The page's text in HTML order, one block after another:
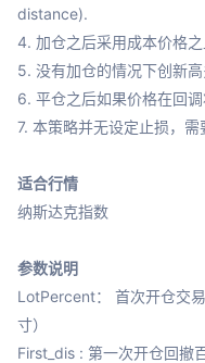
distance).
4. 加仓之后采用成本价格
5. 没有加仓的情况下创新
6. 平仓之后如果价格在回
7. 本策略并无设定止损，
适合行情
纳斯达克指数
参数说明
LotPercent： 首次开仓交
寸）
First_dis : 第一次开仓回撤